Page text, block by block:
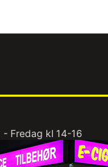
Fredag kl 14-16